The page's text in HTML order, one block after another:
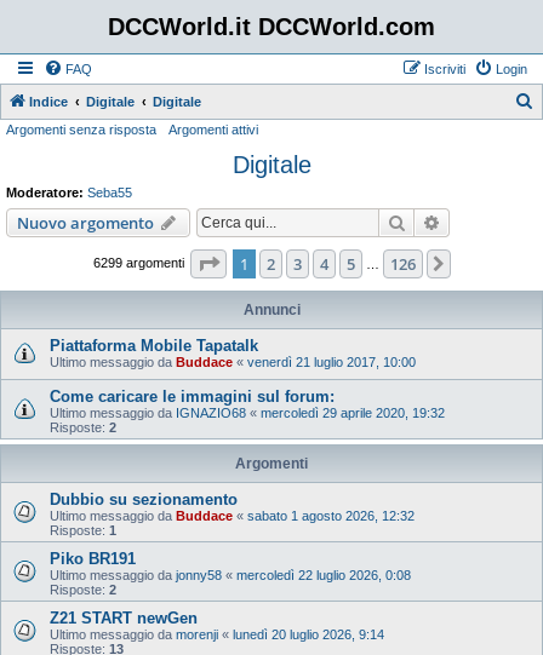
DCCWorld.it DCCWorld.com
FAQ Login
Iscriviti
Indice Digitale Digitale
Argomenti senza risposta Argomenti attivi
Digitale
Moderatore: Seba55
Nuovo argomento Cerca
6299 argomenti Pagina di 126
1 2 3 4 5 126
Annunci
Piattaforma Mobile Tapatalk
Ultimo messaggio da Buddace « venerdì 21 luglio 2017, 10:00
Come caricare le immagini sul forum:
Ultimo messaggio da IGNAZIO68 « mercoledì 29 aprile 2020, 19:32
Risposte: 2
Argomenti
Dubbio su sezionamento
Ultimo messaggio da Buddace « sabato 1 agosto 2026, 12:32
Risposte: 1
Piko BR191
Ultimo messaggio da jonny58 « mercoledì 22 luglio 2026, 0:08
Risposte: 2
Z21 START newGen
Ultimo messaggio da morenji « lunedì 20 luglio 2026, 9:14
Risposte: 13